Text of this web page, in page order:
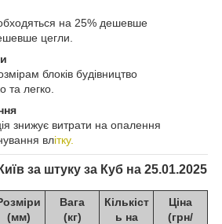
на 25% дешевше
цегли.
блоків будівництво
та легко.
знижує витрати на опалення
влітку.
за штуку за Куб на 25.01.2025
(мм)
Вага
(кг)
Кількіст
ь на
Ціна
(грн/